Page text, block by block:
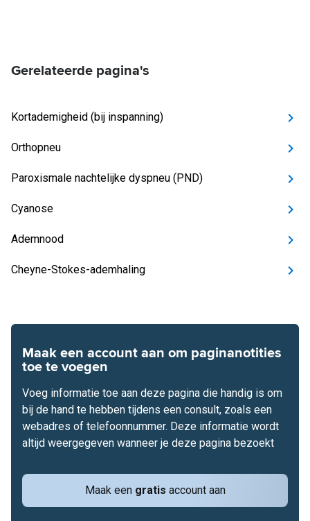
Gerelateerde pagina's
Kortademigheid (bij inspanning)
Orthopneu
Paroxismale nachtelijke dyspneu (PND)
Cyanose
Ademnood
Cheyne-Stokes-ademhaling
Maak een account aan om paginanotities
toe te voegen
Maak een gratis account aan
Voeg informatie toe aan deze pagina die handig is om
bij de hand te hebben tijdens een consult, zoals een
webadres of telefoonnummer. Deze informatie wordt
altijd weergegeven wanneer je deze pagina bezoekt